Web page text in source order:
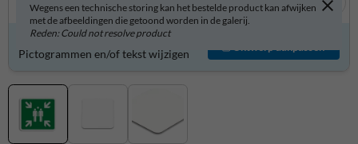
Wegens een technische storing kan het bestelde product kan afwijken
met de afbeeldingen die getoond worden in de galerij.
Reden: Could not resolve product
Product zelf aanpassen?
Pictogrammen en/of tekst wijzigen
Ontwerp aanpassen